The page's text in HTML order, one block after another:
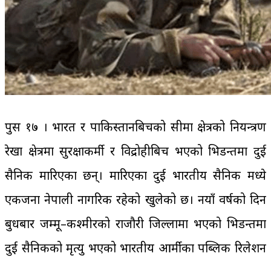
पुस १७ । भारत र पाकिस्तानबिचको सीमा क्षेत्रको नियन्त्रण
रेखा क्षेत्रमा सुरक्षाकर्मी र विद्रोहीबिच भएको भिडन्तमा दुई
सैनिक मारिएका छन्। मारिएका दुई भारतीय सैनिक मध्ये
एकजना नेपाली नागरिक रहेको खुलेको छ। नयाँ वर्षको दिन
बुधबार जम्मू–कश्मीरको राजौरी जिल्लामा भएको भिडन्तमा
दुई सैनिकको मृत्यु भएको भारतीय आर्मीका पब्लिक रिलेशन